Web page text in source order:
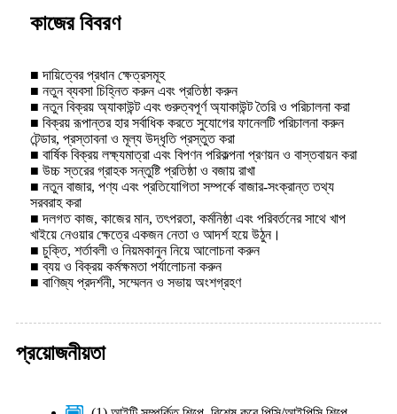
কাজের বিবরণ
■ দায়িত্বের প্রধান ক্ষেত্রসমূহ
■ নতুন ব্যবসা চিহ্নিত করুন এবং প্রতিষ্ঠা করুন
■ নতুন বিক্রয় অ্যাকাউন্ট এবং গুরুত্বপূর্ণ অ্যাকাউন্ট তৈরি ও পরিচালনা করা
■ বিক্রয় রূপান্তর হার সর্বাধিক করতে সুযোগের ফানেলটি পরিচালনা করুন
টেন্ডার, প্রস্তাবনা ও মূল্য উদ্ধৃতি প্রস্তুত করা
■ বার্ষিক বিক্রয় লক্ষ্যমাত্রা এবং বিপণন পরিকল্পনা প্রণয়ন ও বাস্তবায়ন করা
■ উচ্চ স্তরের গ্রাহক সন্তুষ্টি প্রতিষ্ঠা ও বজায় রাখা
■ নতুন বাজার, পণ্য এবং প্রতিযোগিতা সম্পর্কে বাজার-সংক্রান্ত তথ্য
সরবরাহ করা
■ দলগত কাজ, কাজের মান, তৎপরতা, কর্মনিষ্ঠা এবং পরিবর্তনের সাথে খাপ
খাইয়ে নেওয়ার ক্ষেত্রে একজন নেতা ও আদর্শ হয়ে উঠুন।
■ চুক্তি, শর্তাবলী ও নিয়মকানুন নিয়ে আলোচনা করুন
■ ব্যয় ও বিক্রয় কর্মক্ষমতা পর্যালোচনা করুন
■ বাণিজ্য প্রদর্শনী, সম্মেলন ও সভায় অংশগ্রহণ
প্রয়োজনীয়তা